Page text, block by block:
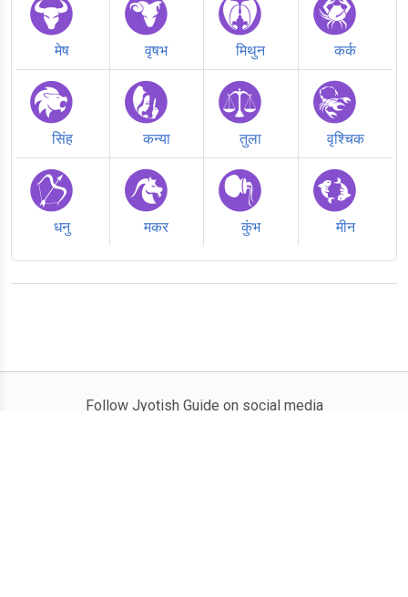
मेष वृषभ मिथुन कर्क
सिंह कन्या तुला वृश्चिक
धनु मकर कुंभ मीन
Follow Jyotish Guide on social media